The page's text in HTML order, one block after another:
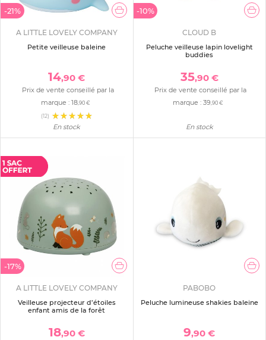
-21%
A LITTLE LOVELY COMPANY
Petite veilleuse baleine
14,90 €
Prix de vente conseillé par la
marque : 18,90 €
(12)
En stock
-10%
CLOUD B
Peluche veilleuse lapin lovelight
buddies
35,90 €
Prix de vente conseillé par la
marque :39,90 €
En stock
-17%
A LITTLE LOVELY COMPANY
Veilleuse projecteur d’étoiles
enfant amis de la forêt
18,90 €
PABOBO
Peluche lumineuse shakies baleine
9,90 €